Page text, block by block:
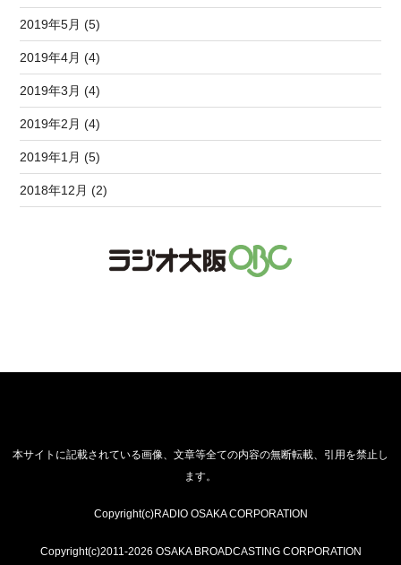
2019年5月 (5)
2019年4月 (4)
2019年3月 (4)
2019年2月 (4)
2019年1月 (5)
2018年12月 (2)
本サイトに記載されている画像、文章等全ての内容の無断転載、引用を禁止し
ます。
Copyright(c)RADIO OSAKA CORPORATION
Copyright(c)2011-2026 OSAKA BROADCASTING CORPORATION